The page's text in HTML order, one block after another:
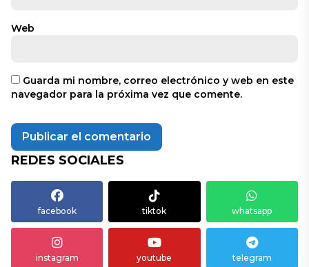
Web
Guarda mi nombre, correo electrónico y web en este
navegador para la próxima vez que comente.
REDES SOCIALES
facebook tiktok whatsapp
instagram youtube telegram